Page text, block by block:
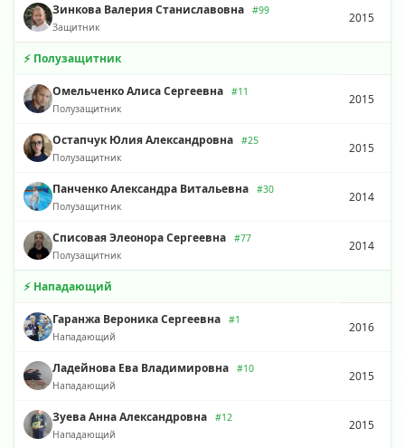
Зинкова Валерия Станиславовна
#99
Защитник
2015
⚡ Полузащитник
Омельченко Алиса Сергеевна
#11
Полузащитник
2015
Остапчук Юлия Александровна
#25
Полузащитник
2015
Панченко Александра Витальевна
#30
Полузащитник
2014
Списовая Элеонора Сергеевна
#77
Полузащитник
2014
⚡ Нападающий
Гаранжа Вероника Сергеевна
#1
Нападающий
2016
Ладейнова Ева Владимировна
#10
Нападающий
2015
Зуева Анна Александровна
#12
Нападающий
2015